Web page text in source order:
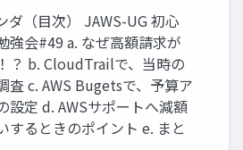
ダ（目次） JAWS-UG 初心
強会#49 a. なぜ高額請求が
？ b. CloudTrailで、当時の
査 c. AWS Bugetsで、予算ア
設定 d. AWSサポートへ減額
するときのポイント e. まと